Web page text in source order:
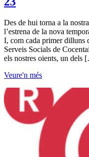
Des de hui torna a la
l’estrena de la nova
I, com cada primer dilluns
Serveis Socials de
els nostres oients, un dels
Veure'n més